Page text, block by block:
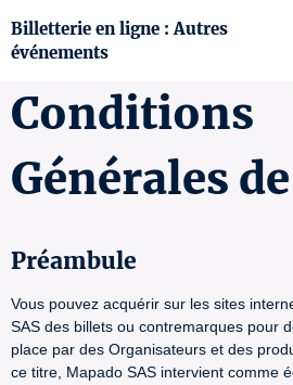
Billetterie en ligne : Autres
événements
Conditions
Générales
Préambule
Vous pouvez acquérir sur les sites
SAS des billets ou contremarques pour
place par des Organisateurs et des
ce titre, Mapado SAS intervient comme